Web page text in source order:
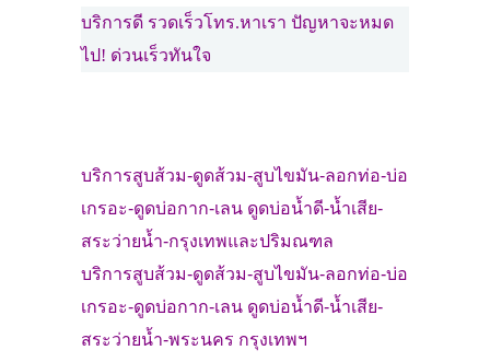
บริการดี รวดเร็วโทร.หาเรา ปัญหาจะหมด
ไป! ด่วนเร็วทันใจ
บริการสูบส้วม-ดูดส้วม-สูบไขมัน-ลอกท่อ-บ่อ
เกรอะ-ดูดบ่อกาก-เลน ดูดบ่อน้ำดี-น้ำเสีย-
สระว่ายน้ำ-กรุงเทพและปริมณฑล
บริการสูบส้วม-ดูดส้วม-สูบไขมัน-ลอกท่อ-บ่อ
เกรอะ-ดูดบ่อกาก-เลน ดูดบ่อน้ำดี-น้ำเสีย-
สระว่ายน้ำ-พระนคร กรุงเทพฯ